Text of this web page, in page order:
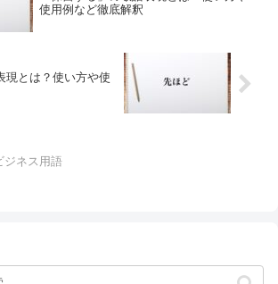
使用例など徹底解釈
現とは？使い方や使
ジネス用語